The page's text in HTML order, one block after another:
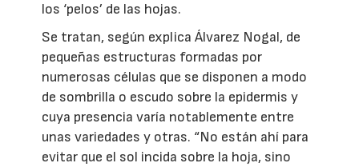
los ‘pelos’ de las hojas.
Se tratan, según explica Álvarez Nogal, de
pequeñas estructuras formadas por
numerosas células que se disponen a modo
de sombrilla o escudo sobre la epidermis y
cuya presencia varía notablemente entre
unas variedades y otras. “No están ahí para
evitar que el sol incida sobre la hoja, sino